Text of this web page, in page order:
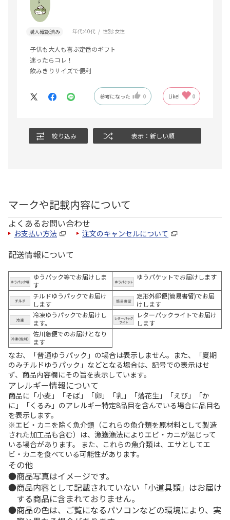
購入確認済み 年代:40代 性別:女性
子供も大人も喜ぶ定番のギフト
迷ったらコレ！
飲みきりサイズで便利
参考になった 0 Like! 0
絞り込み 表示：新しい順
マークや記載内容について
よくあるお問い合わせ
お支払い方法 注文のキャンセルについて
配送情報について
ゆうパック等でお届けしま
す
ゆうパケットでお届けします
チルドゆうパックでお届け
します
定形外郵便(簡易書留)でお届
けします
冷凍ゆうパックでお届けし
ます。
レターパックライトでお届け
します
佐川急便でのお届けとなり
ます
なお、「普通ゆうパック」の場合は表示しません。また、「夏期
のみチルドゆうパック」などとなる場合は、記号での表示はせ
ず、商品内容欄にその旨を表示しています。
アレルギー情報について
商品に「小麦」「そば」「卵」「乳」「落花生」「えび」「か
に」「くるみ」のアレルギー特定8品目を含んでいる場合に品目名
を表示します。
※エビ・カニを除く魚介類（これらの魚介類を原材料として製造
された加工品も含む）は、漁獲漁法によりエビ・カニが混じって
いる場合があります。 また、これらの魚介類は、エサとしてエ
ビ・カニを食べている可能性があります。
その他
商品写真はイメージです。
商品内容として記載されていない「小道具類」はお届け
する商品に含まれておりません。
商品の色は、ご覧になるパソコンなどの環境により、実